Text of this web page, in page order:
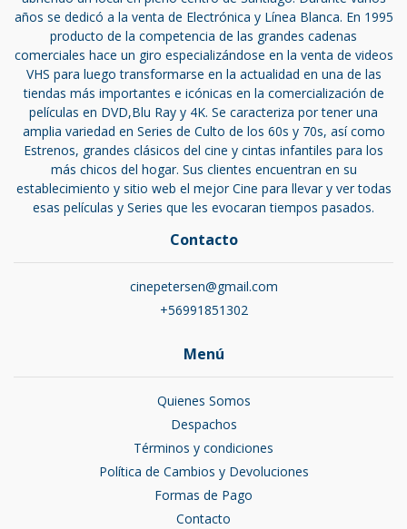
años se dedicó a la venta de Electrónica y Línea Blanca. En 1995
producto de la competencia de las grandes cadenas
comerciales hace un giro especializándose en la venta de videos
VHS para luego transformarse en la actualidad en una de las
tiendas más importantes e icónicas en la comercialización de
películas en DVD,Blu Ray y 4K. Se caracteriza por tener una
amplia variedad en Series de Culto de los 60s y 70s, así como
Estrenos, grandes clásicos del cine y cintas infantiles para los
más chicos del hogar. Sus clientes encuentran en su
establecimiento y sitio web el mejor Cine para llevar y ver todas
esas películas y Series que les evocaran tiempos pasados.
Contacto
cinepetersen@gmail.com
+56991851302
Menú
Quienes Somos
Despachos
Términos y condiciones
Política de Cambios y Devoluciones
Formas de Pago
Contacto